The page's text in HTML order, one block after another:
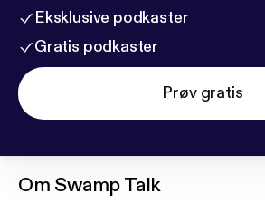
Eksklusive podkaster
Gratis podkaster
Prøv gratis
Om Swamp Talk